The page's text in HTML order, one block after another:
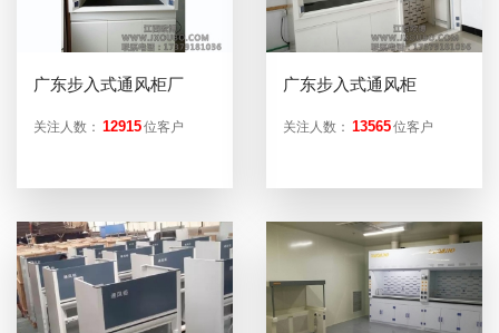
广东步入式通风柜厂
关注人数： 12915位客户
广东步入式通风柜
关注人数： 13565位客户